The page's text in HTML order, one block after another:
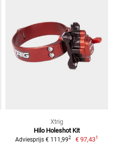
Xtrig
Hilo Holeshot Kit
Adviesprijs € 111,992 € 97,431